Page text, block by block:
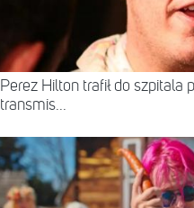
Perez Hilton trafił do szpitala
transmis...